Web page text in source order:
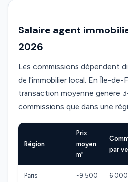
Salaire agent
2026
Les commissions dépendent
de l'immobilier local. En Île-de-
transaction moyenne génère
commissions que dans une
Région
Prix
moyen
m²
par
Paris
~9 500
6 000